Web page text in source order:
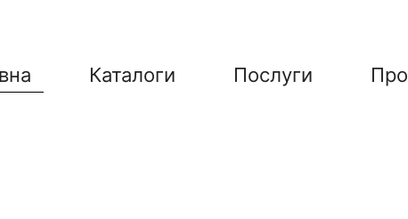
Каталоги Послуги